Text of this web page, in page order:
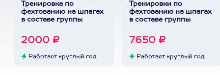
Тренировка по
фехтованию на шпагах
в составе группы
2000 ₽
Работает круглый год
Тренировки по
фехтованию на шпагах
в составе группы
7650 ₽
Работает круглый год